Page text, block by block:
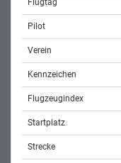
Flugtag
Pilot
Verein
Kennzeichen
Flugzeugindex
Startplatz
Strecke